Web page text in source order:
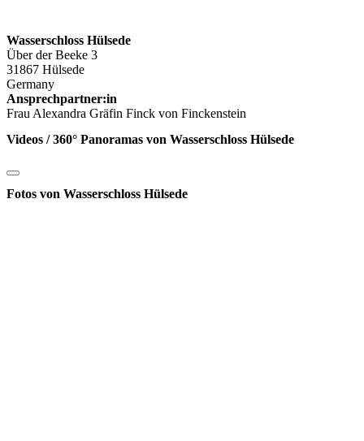
Wasserschloss Hülsede
Über der Beeke 3
31867 Hülsede
Germany
Ansprechpartner:in
Frau Alexandra Gräfin Finck von Finckenstein
Videos / 360° Panoramas von Wasserschloss Hülsede
Fotos von Wasserschloss Hülsede